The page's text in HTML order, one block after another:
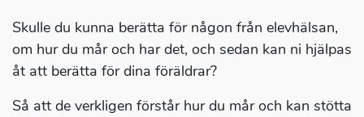
Skulle du kunna berätta för någon från elevhälsan,
om hur du mår och har det, och sedan kan ni hjälpas
åt att berätta för dina föräldrar?
Så att de verkligen förstår hur du mår och kan stötta